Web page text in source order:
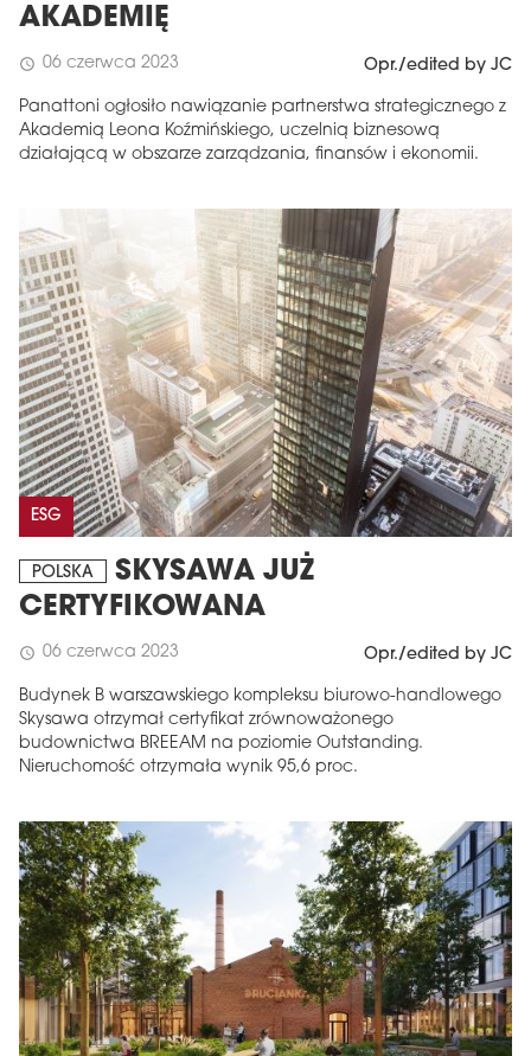
AKADEMIĘ
schedule 06 czerwca 2023 Opr./edited by JC
Panattoni ogłosiło nawiązanie partnerstwa strategicznego z
Akademią Leona Koźmińskiego, uczelnią biznesową
działającą w obszarze zarządzania, finansów i ekonomii.
ESG
POLSKA
SKYSAWA JUŻ
CERTYFIKOWANA
schedule 06 czerwca 2023 Opr./edited by JC
Budynek B warszawskiego kompleksu biurowo-handlowego
Skysawa otrzymał certyfikat zrównoważonego
budownictwa BREEAM na poziomie Outstanding.
Nieruchomość otrzymała wynik 95,6 proc.